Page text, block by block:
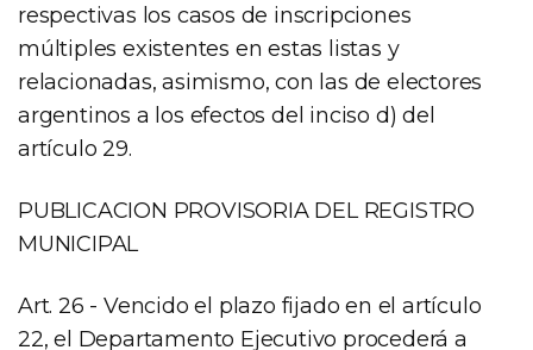
respectivas los casos de inscripciones
múltiples existentes en estas listas y
relacionadas, asimismo, con las de electores
argentinos a los efectos del inciso d) del
artículo 29.
PUBLICACION PROVISORIA DEL REGISTRO
MUNICIPAL
Art. 26 - Vencido el plazo fijado en el artículo
22, el Departamento Ejecutivo procederá a